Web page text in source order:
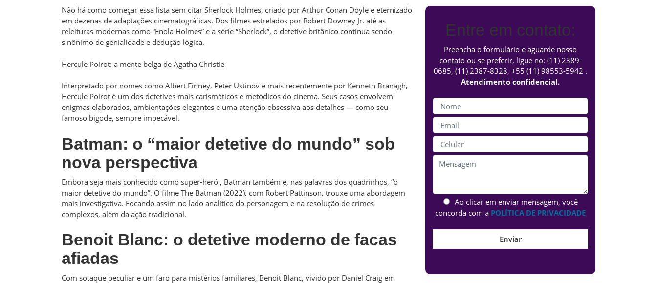
Não há como começar essa lista sem citar Sherlock Holmes, criado por Arthur Conan Doyle e eternizado
em dezenas de adaptações cinematográficas. Dos filmes estrelados por Robert Downey Jr. até as
releituras modernas como “Enola Holmes” e a série “Sherlock”, o detetive britânico continua sendo
sinônimo de genialidade e dedução lógica.
Hercule Poirot: a mente belga de Agatha Christie
Interpretado por nomes como Albert Finney, Peter Ustinov e mais recentemente por Kenneth Branagh,
Hercule Poirot é um dos detetives mais carismáticos e metódicos do cinema. Seus casos envolvem
enigmas elaborados, ambientações elegantes e uma atenção obsessiva aos detalhes — como seu
famoso bigode, sempre impecável.
Batman: o “maior detetive do mundo” sob
nova perspectiva
Embora seja mais conhecido como super-herói, Batman também é, nas palavras dos quadrinhos, “o
maior detetive do mundo”. O filme The Batman (2022), com Robert Pattinson, trouxe uma abordagem
mais investigativa. Focando assim no lado analítico do personagem e na resolução de crimes
complexos, além da ação tradicional.
Benoit Blanc: o detetive moderno de facas
afiadas
Com sotaque peculiar e um faro para mistérios familiares, Benoit Blanc, vivido por Daniel Craig em
Entre em contato:
Preencha o formulário e aguarde nosso
contato ou se preferir, ligue no: (11) 2389-
0685, (11) 2387-8328, +55 (11) 98553-5942 .
Atendimento confidencial.
Ao clicar em enviar mensagem, você
concorda com a POLÍTICA DE PRIVACIDADE